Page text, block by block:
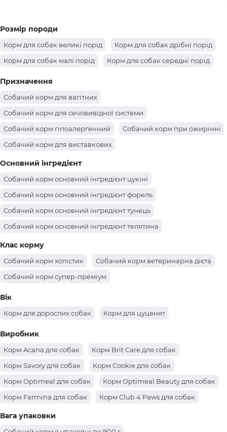
Розмір породи
Корм для собак великі порід
Корм для собак дрібні порід
Корм для собак малі порід
Корм для собак середні порід
Призначення
Собачий корм для вагітних
Собачий корм для сечовивідної системи
Собачий корм гіпоалергенний
Собачий корм при ожирінні
Собачий корм для виставкових
Собачий корм для контролю ваги
Собачий корм для чутливого травлення
Собачий корм для стерилізованих
Основний інгредієнт
Собачий корм основний інгредієнт цукіні
Собачий корм основний інгредієнт форель
Собачий корм основний інгредієнт тунець
Собачий корм основний інгредієнт телятина
Собачий корм основний інгредієнт свинина
Собачий корм основний інгредієнт рис
Собачий корм основний інгредієнт оленина
Собачий корм основний інгредієнт кабан
Собачий корм основний інгредієнт груша
Собачий корм основний інгредієнт апельсин
Собачий корм основний інгредієнт анчоус
Собачий корм основний інгредієнт ананас
Клас корму
Собачий корм холістик
Собачий корм ветеринарна дієта
Собачий корм супер-преміум
Вік
Корм для дорослих собак Корм для цуценят
Виробник
Корм Acana для собак
Корм Brit Care для собак
Корм Savory для собак
Корм Cookie для собак
Корм Optimeal для собак
Корм Optimeal Beauty для собак
Корм Farmina для собак
Корм Club 4 Paws для собак
Корм Purina Pro Plan для собак
Корм Profine для собак
Корм Josera для собак
Вага упаковки